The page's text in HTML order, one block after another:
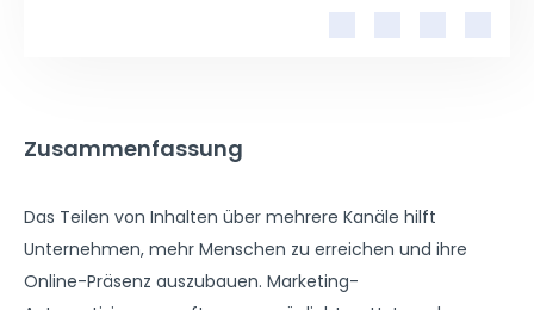
Zusammenfassung
Das Teilen von Inhalten über mehrere Kanäle hilft
Unternehmen, mehr Menschen zu erreichen und ihre
Online-Präsenz auszubauen. Marketing-